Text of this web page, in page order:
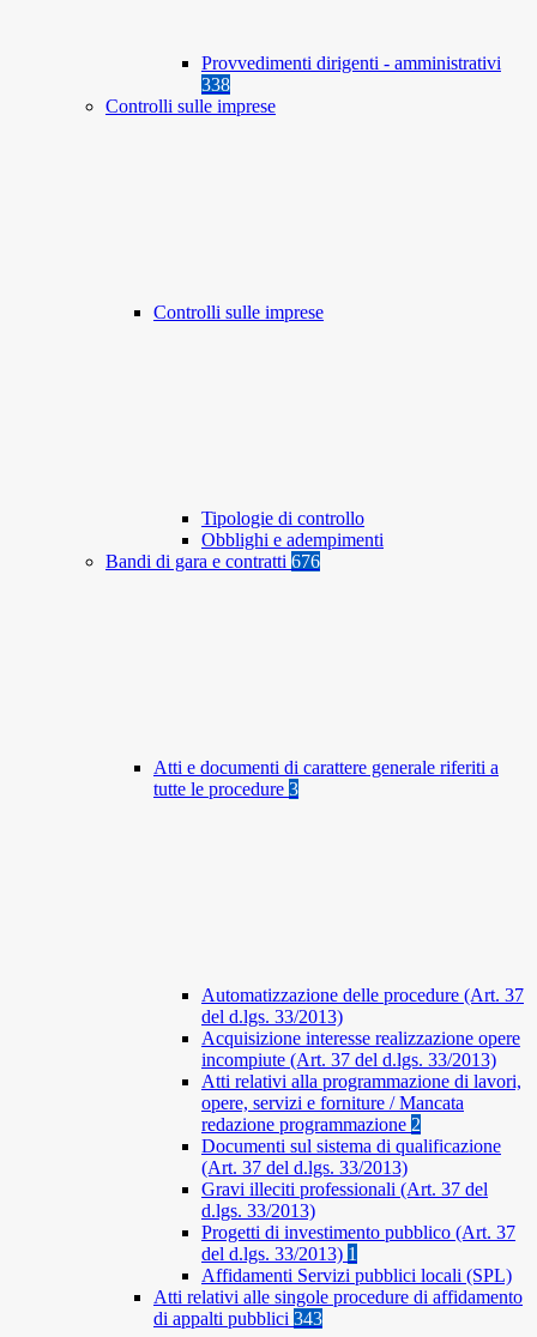
Provvedimenti dirigenti - amministrativi
338
Controlli sulle imprese
Controlli sulle imprese
Tipologie di controllo
Obblighi e adempimenti
Bandi di gara e contratti 676
Atti e documenti di carattere generale riferiti a
tutte le procedure 3
Automatizzazione delle procedure (Art. 37
del d.lgs. 33/2013)
Acquisizione interesse realizzazione opere
incompiute (Art. 37 del d.lgs. 33/2013)
Atti relativi alla programmazione di lavori,
opere, servizi e forniture / Mancata
redazione programmazione 2
Documenti sul sistema di qualificazione
(Art. 37 del d.lgs. 33/2013)
Gravi illeciti professionali (Art. 37 del
d.lgs. 33/2013)
Progetti di investimento pubblico (Art. 37
del d.lgs. 33/2013) 1
Affidamenti Servizi pubblici locali (SPL)
Atti relativi alle singole procedure di affidamento
di appalti pubblici 343